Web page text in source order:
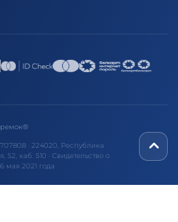
· 224020, Республика
52, каб. 510 · Свидетельство о
мая 2021 года